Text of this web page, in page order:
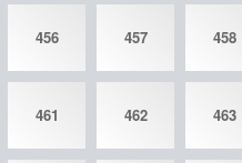
456 457 458
461 462 463